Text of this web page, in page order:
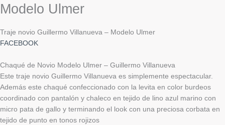
Modelo Ulmer
Traje novio Guillermo Villanueva – Modelo Ulmer
FACEBOOK
Chaqué de Novio Modelo Ulmer – Guillermo Villanueva
Este traje novio Guillermo Villanueva es simplemente espectacular.
Además este chaqué confeccionado con la levita en color burdeos
coordinado con pantalón y chaleco en tejido de lino azul marino con
micro pata de gallo y terminando el look con una preciosa corbata en
tejido de punto en tonos rojizos